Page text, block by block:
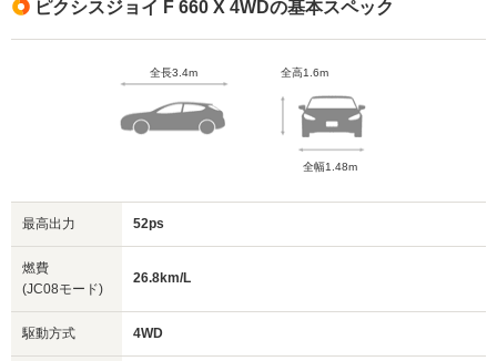
ピクシスジョイ F 660 X 4WDの基本スペック
全長3.4m 全高1.6m
全幅1.48m
最高出力 52ps
燃費
(JC08モード)
26.8km/L
駆動方式 4WD